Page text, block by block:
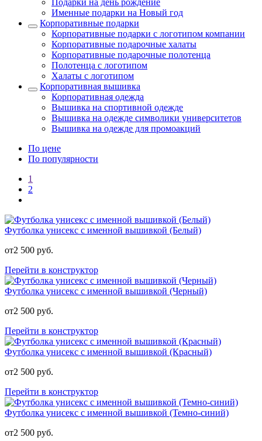
Подарки на день рождение
Именные подарки на Новый год
Корпоративные подарки
Корпоративные подарки с логотипом компании
Корпоративные подарочные халаты
Корпоративные подарочные полотенца
Полотенца с логотипом
Халаты с логотипом
Корпоративная вышивка
Корпоративная одежда
Вышивка на спортивной одежде
Вышивка на одежде символики университетов
Вышивка на одежде для промоакций
По цене
По популярности
1
2
Футболка унисекс с именной вышивкой (Белый)
от2 500 руб.
Перейти в конструктор
Футболка унисекс с именной вышивкой (Черный)
от2 500 руб.
Перейти в конструктор
Футболка унисекс с именной вышивкой (Красный)
от2 500 руб.
Перейти в конструктор
Футболка унисекс с именной вышивкой (Темно-синий)
от2 500 руб.